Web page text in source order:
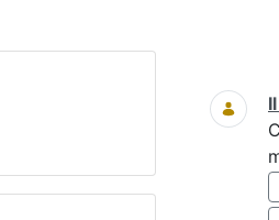
Ricerca